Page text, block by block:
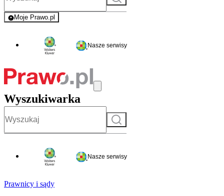
Moje Prawo.pl
- rejestracja i logowanie do serwisu
Nasze serwisy
Wyszukiwarka
Szukaj
Nasze serwisy
Prawnicy i sądy